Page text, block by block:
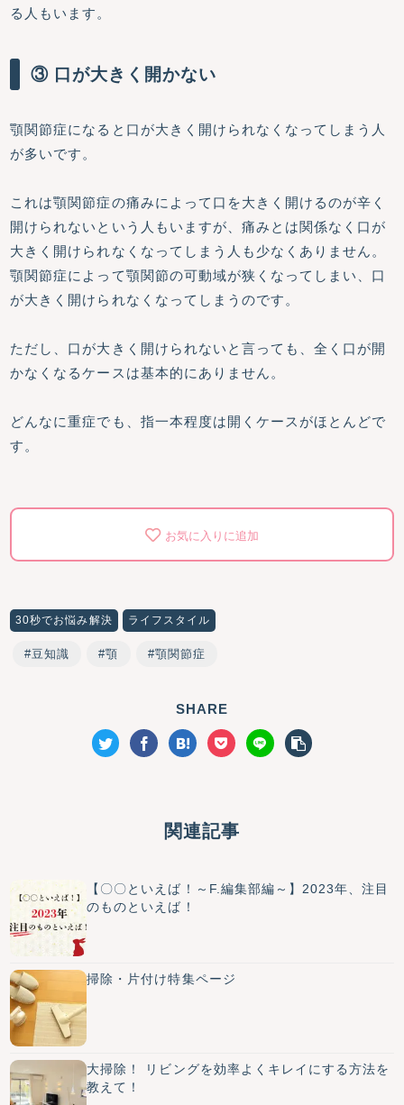
る人もいます。
③ 口が大きく開かない
顎関節症になると口が大きく開けられなくなってしまう人
が多いです。
これは顎関節症の痛みによって口を大きく開けるのが辛く
開けられないという人もいますが、痛みとは関係なく口が
大きく開けられなくなってしまう人も少なくありません。
顎関節症によって顎関節の可動域が狭くなってしまい、口
が大きく開けられなくなってしまうのです。
ただし、口が大きく開けられないと言っても、全く口が開
かなくなるケースは基本的にありません。
どんなに重症でも、指一本程度は開くケースがほとんどで
す。
お気に入りに追加
30秒でお悩み解決 ライフスタイル
豆知識 顎 顎関節症
SHARE
関連記事
【〇〇といえば！～F.編集部編～】2023年、注目
のものといえば！
掃除・片付け特集ページ
大掃除！ リビングを効率よくキレイにする方法を
教えて！